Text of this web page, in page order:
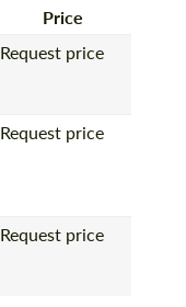
Price
Request price
Request price
Request price